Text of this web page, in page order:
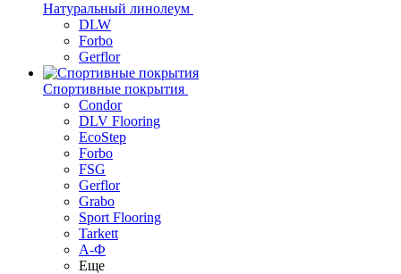
Натуральный линолеум
DLW
Forbo
Gerflor
Спортивные покрытия
Condor
DLV Flooring
EcoStep
Forbo
FSG
Gerflor
Grabo
Sport Flooring
Tarkett
А-Ф
Еще